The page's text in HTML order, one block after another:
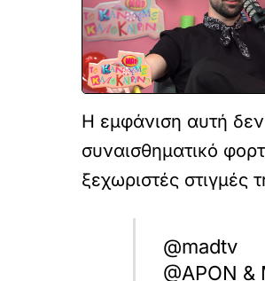
Η εμφάνιση αυτή
συναισθηματικό
ξεχωριστές στιγμές
@madtv
@APON &